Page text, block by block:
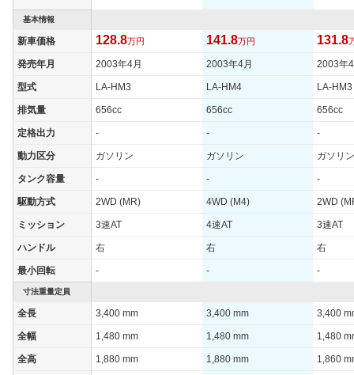
基本情報
新車価格 128.8万円 141.8万円 131.8
発売年月 2003年4月 2003年4月 2003年
型式 LA-HM3 LA-HM4 LA-HM3
排気量 656cc 656cc 656cc
定格出力 - - -
動力区分 ガソリン ガソリン ガソリン
タンク容量 - - -
駆動方式 2WD (MR) 4WD (M4) 2WD
ミッション 3速AT 4速AT 3速AT
ハンドル 右 右 右
最小回転 - - -
寸法重量定員
全長 3,400 mm 3,400 mm 3,400
全幅 1,480 mm 1,480 mm 1,480
全高 1,880 mm 1,880 mm 1,860